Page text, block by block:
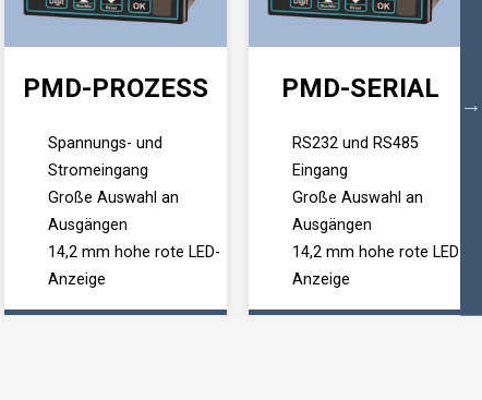
PMD-PROZESS
Spannungs- und
Stromeingang
Große Auswahl an
Ausgängen
14,2 mm hohe rote LED-
Anzeige
PMD-SERIAL
RS232 und RS485
Eingang
Große Auswahl an
Ausgängen
14,2 mm hohe rote LED-
Anzeige